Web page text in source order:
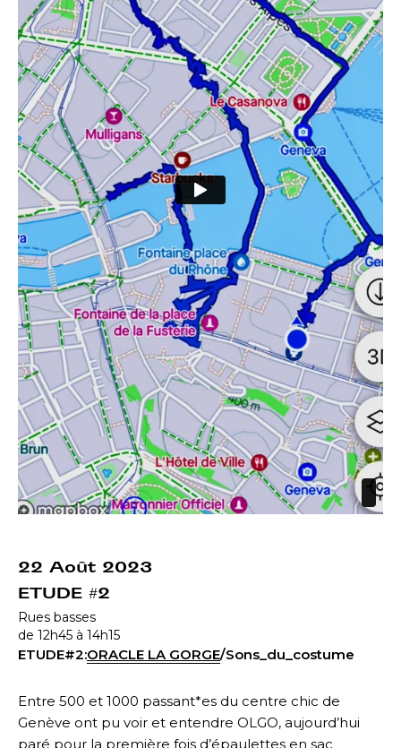
22 Août 2023
ETUDE #2
Rues basses
de 12h45 à 14h15
ETUDE#2:ORACLE LA GORGE/Sons_du_costume
Entre 500 et 1000 passant*es du centre chic de
Genève ont pu voir et entendre OLGO, aujourd’hui
paré pour la première fois d’épaulettes en sac